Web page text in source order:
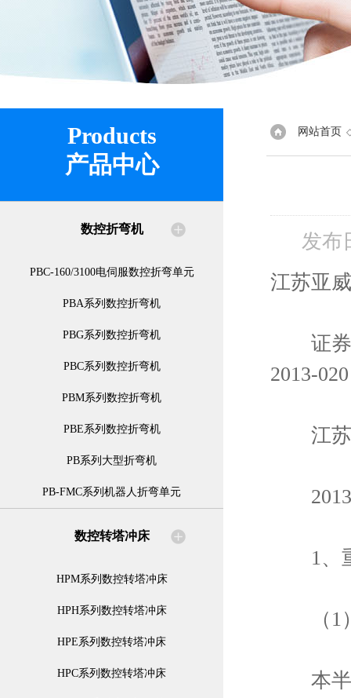
Products
产品中心
数控折弯机
PBC-160/3100电伺服数控折弯单元
PBA系列数控折弯机
PBG系列数控折弯机
PBC系列数控折弯机
PBM系列数控折弯机
PBE系列数控折弯机
PB系列大型折弯机
PB-FMC系列机器人折弯单元
数控转塔冲床
HPM系列数控转塔冲床
HPH系列数控转塔冲床
HPE系列数控转塔冲床
HPC系列数控转塔冲床
网站首页
发布
江苏亚
证券代
2013-020
江苏
2013
1、
（1
本半